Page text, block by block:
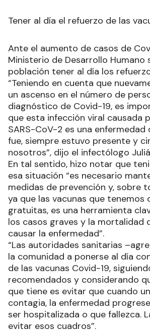
Tener al día el refuerzo de las
Ante el aumento de casos de
Ministerio de Desarrollo Humano
población tener al día los
“Teniendo en cuenta que
un ascenso en el número de
diagnóstico de Covid-19, es
que esta infección viral causada
SARS-CoV-2 es una enfermedad
fue, siempre estuvo presente y
nosotros”, dijo el infectólogo
En tal sentido, hizo notar que
esa situación “es necesario
medidas de prevención y, sobre
ya que las vacunas que tenemos
gratuitas, es una herramienta
los casos graves y la mortalidad
causar la enfermedad”.
“Las autoridades sanitarias
la comunidad a ponerse al día
de las vacunas Covid-19,
recomendados y considerando
que tiene es evitar que cuando
contagia, la enfermedad
ser hospitalizada o que fallezca.
evitar esos cuadros”.